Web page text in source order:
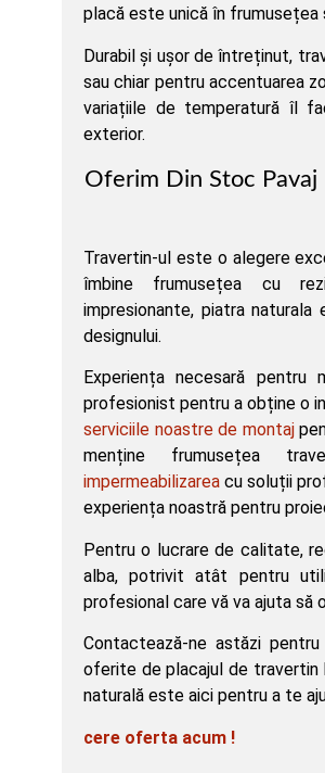
placă este unică în
Durabil și ușor de întreținut,
sau chiar pentru accentuarea
variațiile de temperatură îl
exterior.
Oferim Din Stoc
Travertin-ul este o alegere
îmbine frumusețea cu
impresionante, piatra
designului.
Experiența necesară pentru
profesionist pentru a obține o
serviciile noastre de montaj
menține frumusețea
impermeabilizarea cu soluții
experiența noastră pentru
Pentru o lucrare de calitate,
alba, potrivit atât pentru
profesional care vă va ajuta
Contactează-ne astăzi
oferite de placajul de travertin
naturală este aici pentru a te
cere oferta acum !